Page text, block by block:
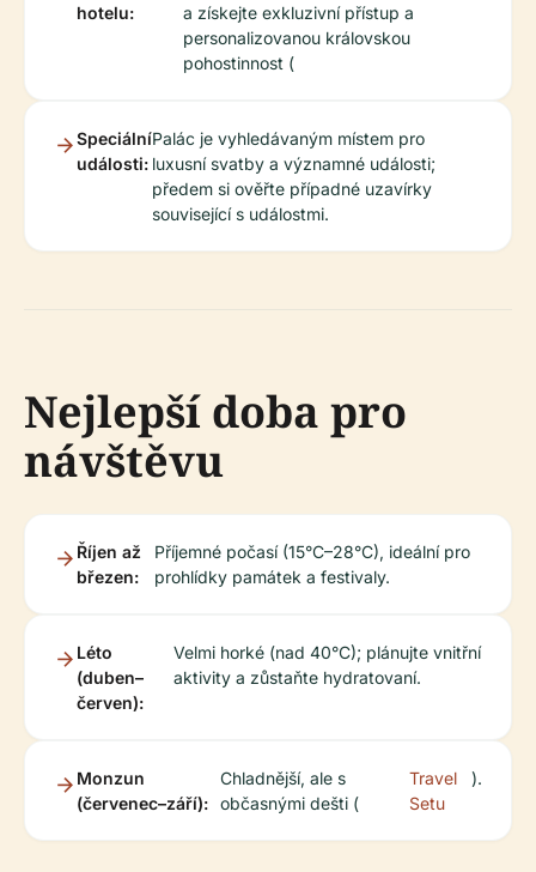
hotelu:
a získejte exkluzivní přístup a
personalizovanou královskou
pohostinnost (
Speciální
události:
Palác je vyhledávaným místem pro
luxusní svatby a významné události;
předem si ověřte případné uzavírky
související s událostmi.
Nejlepší doba pro
návštěvu
Říjen až
březen:
Příjemné počasí (15°C–28°C), ideální pro
prohlídky památek a festivaly.
Léto
(duben–
červen):
Velmi horké (nad 40°C); plánujte vnitřní
aktivity a zůstaňte hydratovaní.
Monzun
(červenec–září):
Chladnější, ale s
občasnými dešti (
Travel
Setu
).